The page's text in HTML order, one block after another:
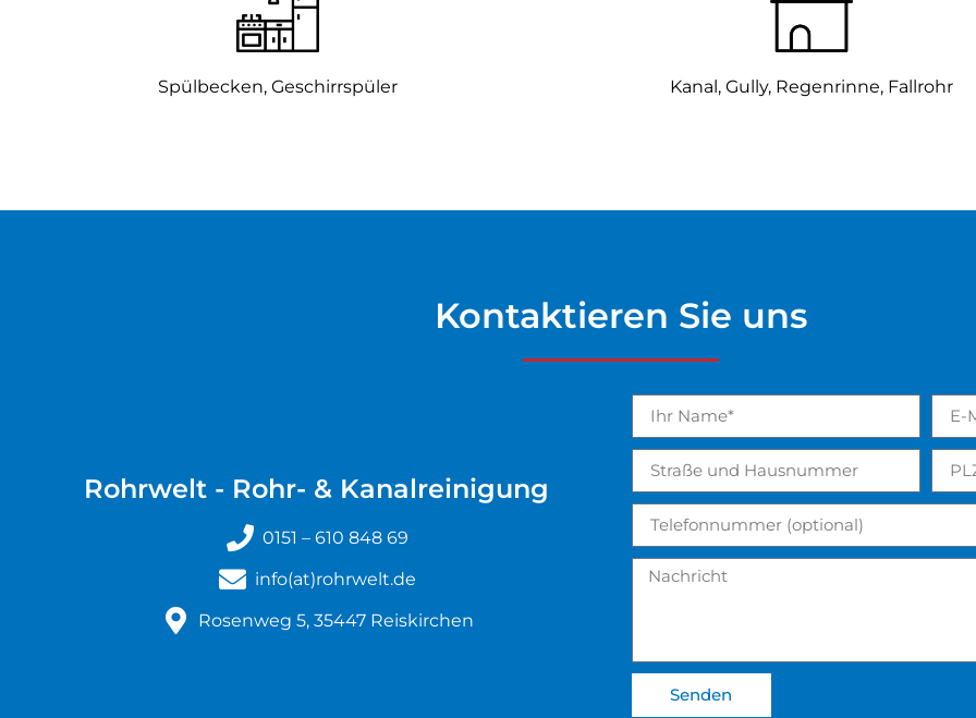
Spülbecken, Geschirrspüler Kanal, Gully, Regenrinne, Fallrohr
Kontaktieren Sie uns
Rohrwelt - Rohr- & Kanalreinigung
0151 – 610 848 69
info(at)rohrwelt.de
Rosenweg 5, 35447 Reiskirchen
Senden